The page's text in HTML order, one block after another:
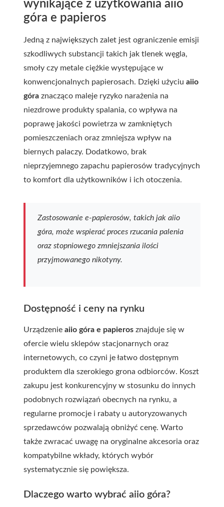
wynikające z użytkowania aiio
góra e papieros
Jedną z największych zalet jest ograniczenie emisji
szkodliwych substancji takich jak tlenek węgla,
smoły czy metale ciężkie występujące w
konwencjonalnych papierosach. Dzięki użyciu aiio
góra znacząco maleje ryzyko narażenia na
niezdrowe produkty spalania, co wpływa na
poprawę jakości powietrza w zamkniętych
pomieszczeniach oraz zmniejsza wpływ na
biernych palaczy. Dodatkowo, brak
nieprzyjemnego zapachu papierosów tradycyjnych
to komfort dla użytkowników i ich otoczenia.
Zastosowanie e-papierosów, takich jak aiio
góra, może wspierać proces rzucania palenia
oraz stopniowego zmniejszania ilości
przyjmowanego nikotyny.
Dostępność i ceny na rynku
Urządzenie aiio góra e papieros znajduje się w
ofercie wielu sklepów stacjonarnych oraz
internetowych, co czyni je łatwo dostępnym
produktem dla szerokiego grona odbiorców. Koszt
zakupu jest konkurencyjny w stosunku do innych
podobnych rozwiązań obecnych na rynku, a
regularne promocje i rabaty u autoryzowanych
sprzedawców pozwalają obniżyć cenę. Warto
także zwracać uwagę na oryginalne akcesoria oraz
kompatybilne wkłady, których wybór
systematycznie się powiększa.
Dlaczego warto wybrać aiio góra?